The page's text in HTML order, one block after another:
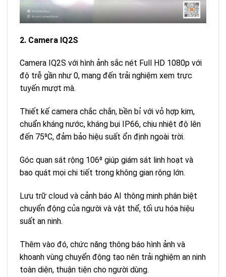
2. Camera IQ2S
Camera IQ2S với hình ảnh sắc nét Full HD 1080p với
độ trễ gần như 0, mang đến trải nghiệm xem trực
tuyến mượt mà.
Thiết kế camera chắc chắn, bền bỉ với vỏ hợp kim,
chuẩn kháng nước, kháng bụi IP66, chịu nhiệt độ lên
đến 75⁰C, đảm bảo hiệu suất ổn định ngoài trời.
Góc quan sát rộng 106⁰ giúp giám sát linh hoạt và
bao quát mọi chi tiết trong không gian rộng lớn.
Lưu trữ cloud và cảnh báo AI thông minh phân biệt
chuyển động của người và vật thể, tối ưu hóa hiệu
suất an ninh.
Thêm vào đó, chức năng thông báo hình ảnh và
khoanh vùng chuyển động tạo nên trải nghiệm an ninh
toàn diện, thuận tiện cho người dùng.